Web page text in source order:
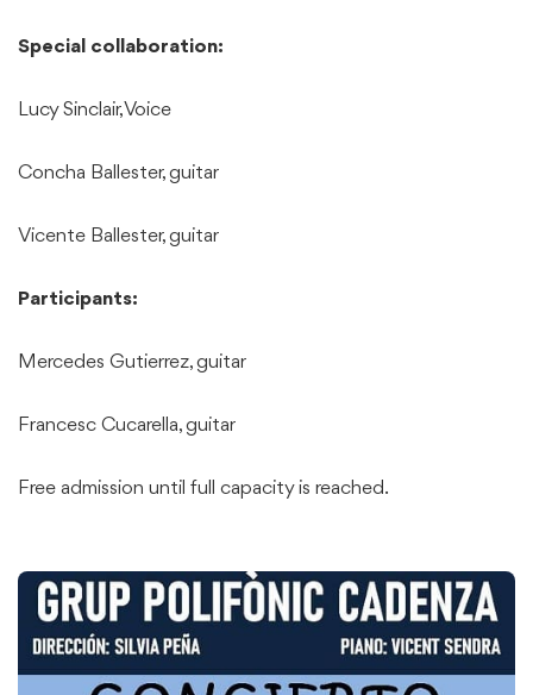
Special collaboration:
Lucy Sinclair, Voice
Concha Ballester, guitar
Vicente Ballester, guitar
Participants:
Mercedes Gutierrez, guitar
Francesc Cucarella, guitar
Free admission until full capacity is reached.